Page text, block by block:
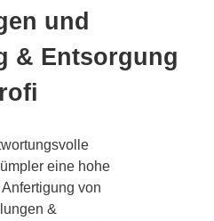
und
& Entsorgung
eine hohe
von
&